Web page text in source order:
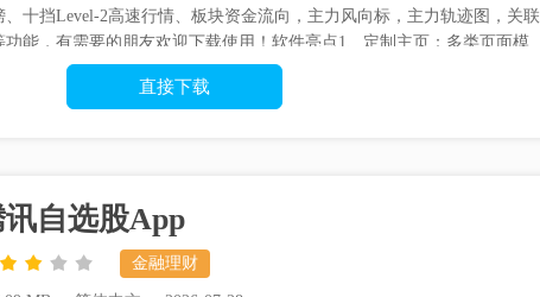
十挡Level-2高速行情、板块资金流向，主力风向标，主力轨迹图，关联
能，有需要的朋友欢迎下载使用！软件亮点1、定制主页：多类页面模
直接下载
讯自选股App
金融理财